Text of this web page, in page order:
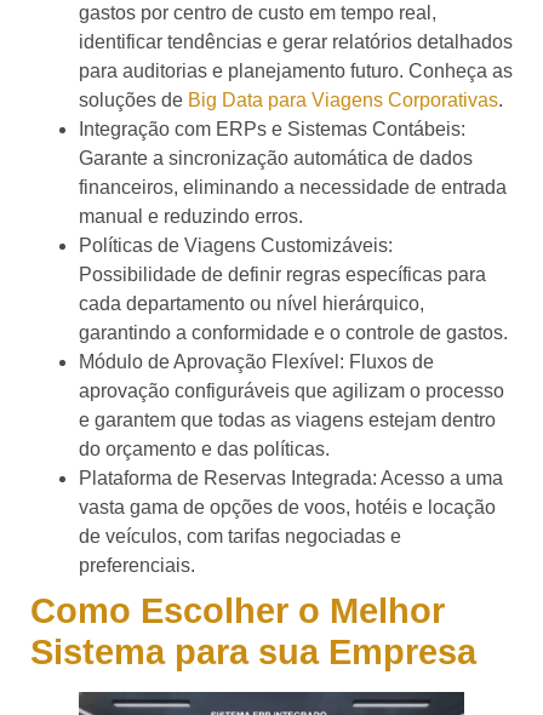
gastos por centro de custo em tempo real,
identificar tendências e gerar relatórios detalhados
para auditorias e planejamento futuro. Conheça as
soluções de Big Data para Viagens Corporativas.
Integração com ERPs e Sistemas Contábeis:
Garante a sincronização automática de dados
financeiros, eliminando a necessidade de entrada
manual e reduzindo erros.
Políticas de Viagens Customizáveis:
Possibilidade de definir regras específicas para
cada departamento ou nível hierárquico,
garantindo a conformidade e o controle de gastos.
Módulo de Aprovação Flexível: Fluxos de
aprovação configuráveis que agilizam o processo
e garantem que todas as viagens estejam dentro
do orçamento e das políticas.
Plataforma de Reservas Integrada: Acesso a uma
vasta gama de opções de voos, hotéis e locação
de veículos, com tarifas negociadas e
preferenciais.
Como Escolher o Melhor
Sistema para sua Empresa